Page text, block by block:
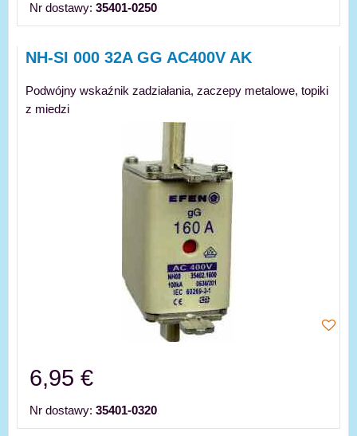
Nr dostawy: 35401-0250
NH-SI 000 32A GG AC400V AK
Podwójny wskaźnik zadziałania, zaczepy metalowe, topiki
z miedzi
6,95 €
Nr dostawy: 35401-0320